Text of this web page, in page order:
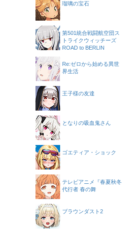
瑠璃の宝石
第501統合戦闘航空団ス
トライクウィッチーズ
ROAD to BERLIN
Re:ゼロから始める異世
界生活
王子様の友達
となりの吸血鬼さん
ゴエティア・ショック
テレビアニメ『春夏秋冬
代行者 春の舞
ブラウンダスト2